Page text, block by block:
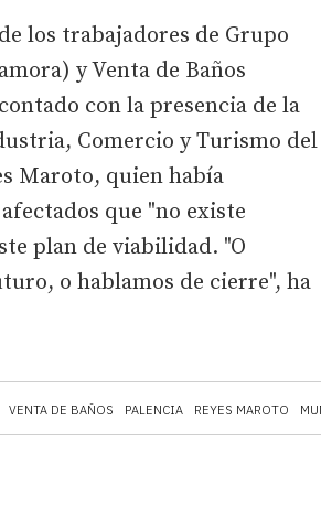
VENTA DE BAÑOS PALENCIA REYES MAROTO
los trabajadores de Grupo
y Venta de Baños
con la presencia de la
Comercio y Turismo del
Maroto, quien había
que "no existe
plan de viabilidad. "O
o hablamos de cierre", ha